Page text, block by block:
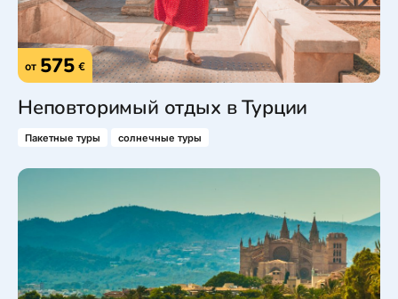
от 575 €
Неповторимый отдых в Турции
Пакетные туры солнечные туры